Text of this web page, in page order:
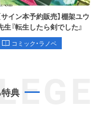
サイン本予約販売】棚架ユウ
生『転生したら剣でした』
コミック・ラノベ
典